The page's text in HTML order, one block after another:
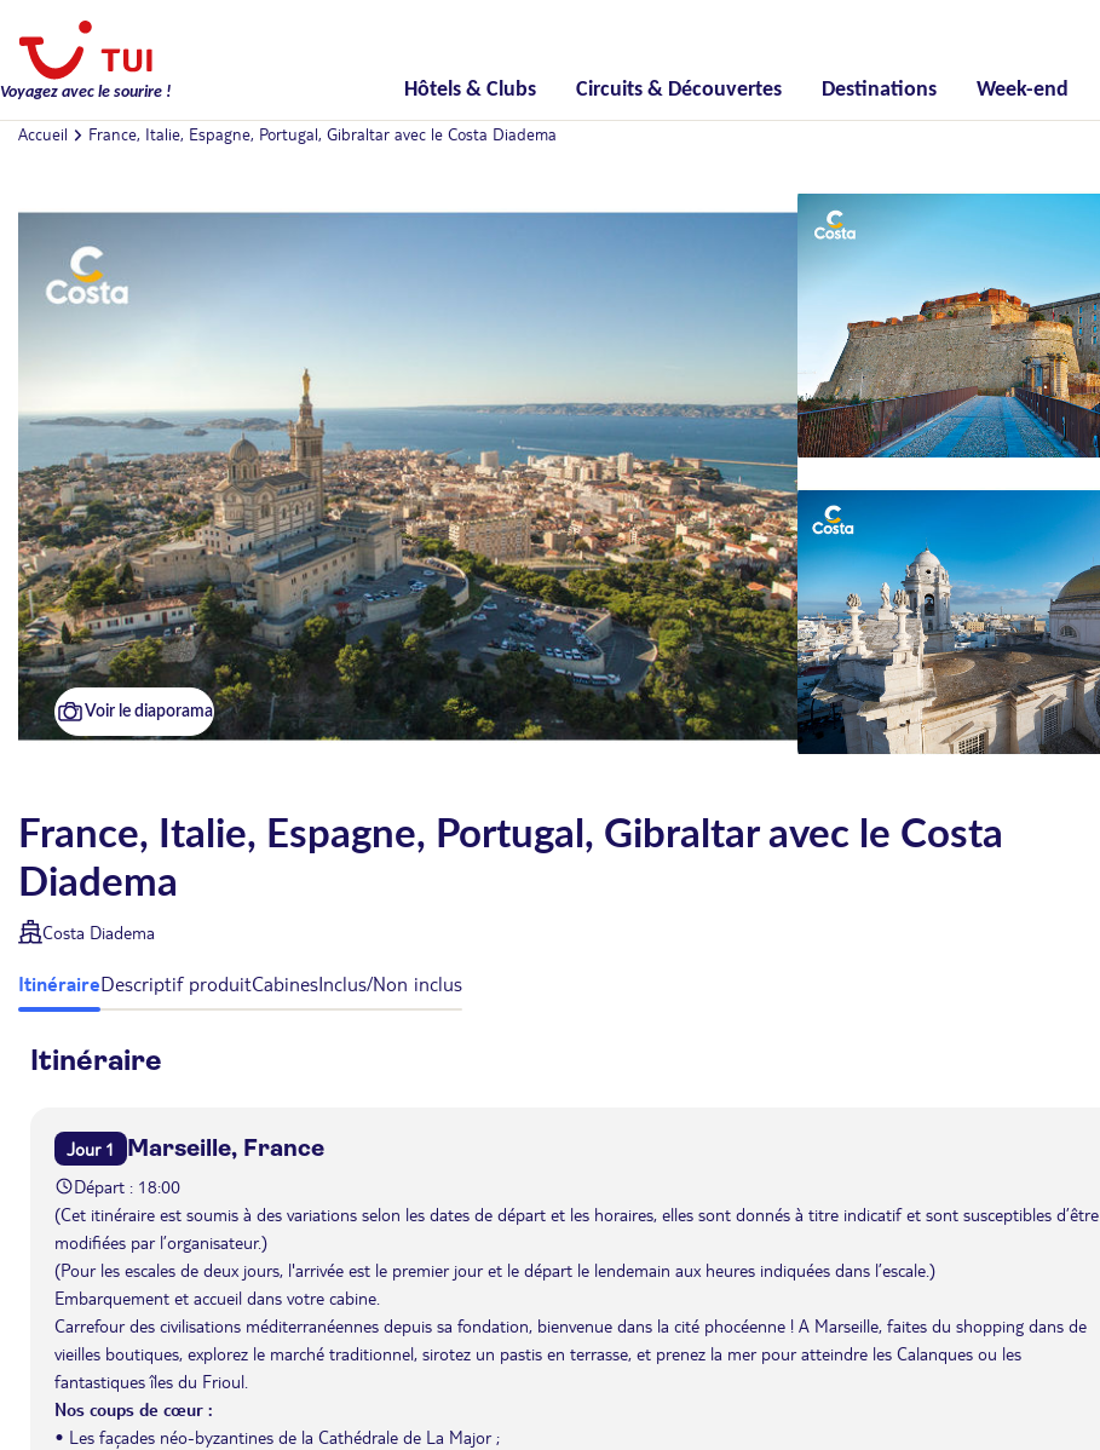
Voyagez avec le sourire ! Hôtels & Clubs Circuits & Découvertes Destinations Week-end
Accueil France, Italie, Espagne, Portugal, Gibraltar avec le Costa Diadema
Voir le diaporama
France, Italie, Espagne, Portugal, Gibraltar avec le Costa
Diadema
Costa Diadema
ItinéraireDescriptif produitCabinesInclus/Non inclus
Itinéraire
Jour 1 Marseille, France
Départ : 18:00
(Cet itinéraire est soumis à des variations selon les dates de départ et les horaires, elles sont donnés à titre indicatif et sont susceptibles d’être
modifiées par l’organisateur.)
(Pour les escales de deux jours, l'arrivée est le premier jour et le départ le lendemain aux heures indiquées dans l’escale.)
Embarquement et accueil dans votre cabine.
Carrefour des civilisations méditerranéennes depuis sa fondation, bienvenue dans la cité phocéenne ! A Marseille, faites du shopping dans de
vieilles boutiques, explorez le marché traditionnel, sirotez un pastis en terrasse, et prenez la mer pour atteindre les Calanques ou les
fantastiques îles du Frioul.
Nos coups de cœur :
• Les façades néo-byzantines de la Cathédrale de La Major ;